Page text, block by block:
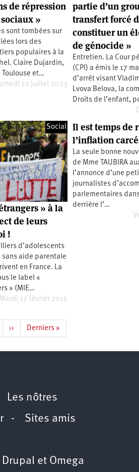
de répression
»
sont tombées sur
lors des
populaires à la
Claire Dujardin,
Toulouse et…
22 juillet 2023
partie d’un
transfert forcé
constituer un
de génocide »
Entretien. La Cour
(CPI) a émis le 17
d’arrêt visant
Lvova Belova, la
Droits de l’enfant,
Social
» à la
de leurs
!
d’adolescents
aide parentale
en France. La
le label «
» (MIE…
Mardi 17 février 2015
Il est temps de
l’inflation
La seule bonne
de Mme TAUBIRA
l’annonce d’une
journalistes
parlementaires
derrière l’…
Page
suivante
››
Dernière
page
Derniers »
Les nôtres
- Sites amis
Drupal et Omega